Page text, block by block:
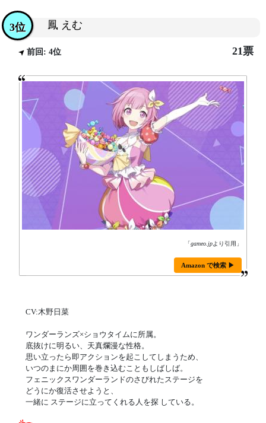
鳳 えむ
3位
前回: 4位 21票
「gameo.jpより引用」
Amazon で検索 ▶
CV:木野日菜
ワンダーランズ×ショウタイムに所属。
底抜けに明るい、天真爛漫な性格。
思い立ったら即アクションを起こしてしまうため、
いつのまにか周囲を巻き込むこともしばしば。
フェニックスワンダーランドのさびれたステージを
どうにか復活させようと、
一緒に ステージに立ってくれる人を探 している。